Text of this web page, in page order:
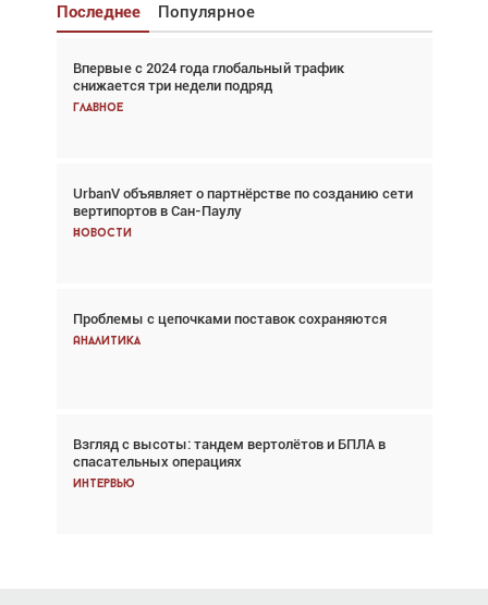
Последнее Популярное
Впервые с 2024 года глобальный трафик
снижается три недели подряд
Главное
UrbanV объявляет о партнёрстве по созданию сети
вертипортов в Сан-Паулу
Новости
Проблемы с цепочками поставок сохраняются
Аналитика
Взгляд с высоты: тандем вертолётов и БПЛА в
спасательных операциях
Интервью
Взгляд с высоты: тандем вертолётов и БПЛА в
спасательных операциях
Главное
Авиационный фотограф Дэйв Кох: «Фотография
говорит сама за себя... а ИИ всё портит»
Новости
Впервые с 2024 года глобальный трафик
снижается три недели подряд
Частный самолёт – это актив. Подходите к
покупке соответствующим образом
Интервью